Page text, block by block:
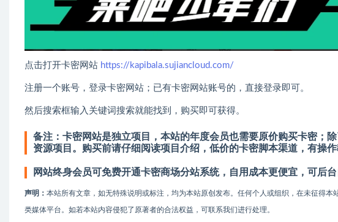
点击打开卡密网站 https://kapibala.sujiancloud.com/
注册一个账号，登录卡密网站；已有卡密网站账号的，直接登录即可。
然后搜索框输入关键词搜索就能找到，购买即可获得。
备注：卡密网站是独立项目，本站的年度会员也需要原价购买卡密；
资源项目。购买前请仔细阅读项目介绍，低价的卡密脚本渠道，有操作
网站终身会员可免费开通卡密商场分站系统，自用成本更便宜，可后
声明： 本站所有文章，如无特殊说明或标注，均为本站原创发布。任何个人或组织，在未征得
类媒体平台。如若本站内容侵犯了原著者的合法权益，可联系我们进行处理。